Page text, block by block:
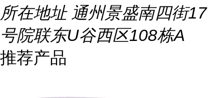
所在地址通州景盛南四街17
号院联东U谷西区108栋A
推荐产品